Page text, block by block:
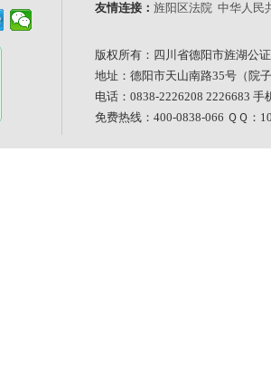
友情连接： 旌阳区法院 中华人民
版权所有：四川省德阳市旌湖公
地址：德阳市天山南路35号（院
电话：0838-2226208 2226683 手
免费热线：400-0838-066 ＱＱ：